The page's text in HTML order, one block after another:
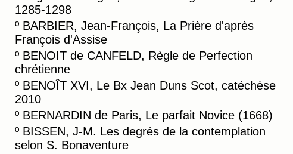
1285-1298
º BARBIER, Jean-François, La Prière d'après
François d'Assise
º BENOIT de CANFELD, Règle de Perfection
chrétienne
º BENOÎT XVI, Le Bx Jean Duns Scot, catéchèse
2010
º BERNARDIN de Paris, Le parfait Novice (1668)
º BISSEN, J-M. Les degrés de la contemplation
selon S. Bonaventure